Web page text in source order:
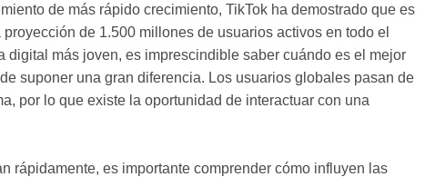
de más rápido crecimiento, TikTok ha demostrado que es
de 1.500 millones de usuarios activos en todo el
digital más joven, es imprescindible saber cuándo es el mejor
suponer una gran diferencia. Los usuarios globales pasan de
por lo que existe la oportunidad de interactuar con una
rápidamente, es importante comprender cómo influyen las